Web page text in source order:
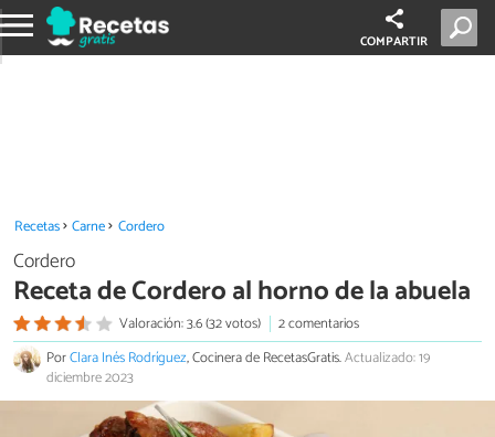
COMPARTIR
Recetas Carne Cordero
Cordero
Receta de Cordero al horno de la abuela
Valoración: 3.6 (32 votos)
2 comentarios
PorClara Inés Rodríguez, Cocinera de RecetasGratis.Actualizado: 19
diciembre 2023